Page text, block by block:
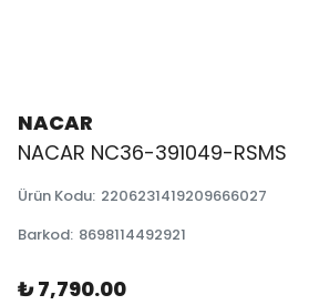
NACAR
NACAR NC36-391049-RSMS
Ürün Kodu: 2206231419209666027
Barkod: 8698114492921
₺ 7,790.00